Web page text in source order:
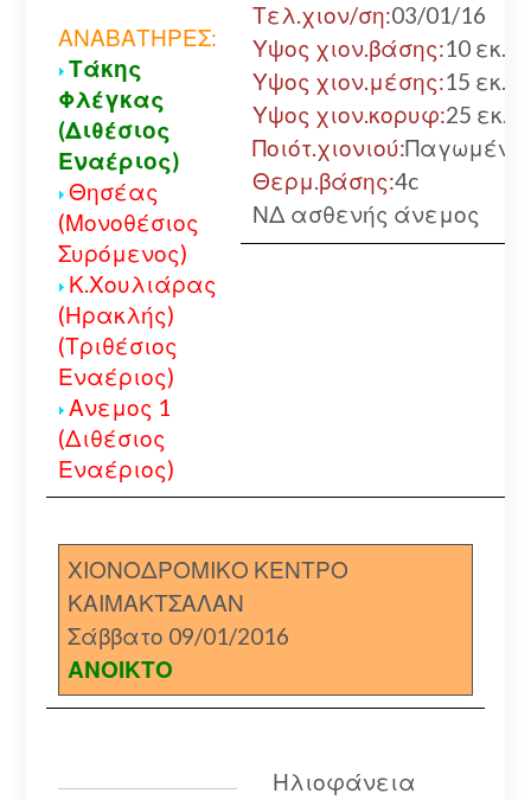
ΑΝΑΒΑΤΗΡΕΣ:
Τάκης
Φλέγκας
(Διθέσιος
Εναέριος)
Θησέας
(Μονοθέσιος
Συρόμενος)
Κ.Χουλιάρας
(Ηρακλής)
(Τριθέσιος
Εναέριος)
Ανεμος 1
(Διθέσιος
Εναέριος)
Τελ.χιον/ση:03/01/16
Υψος χιον.βάσης:10 εκ.
Υψος χιον.μέσης:15 εκ.
Υψος χιον.κορυφ:25 εκ.
Ποιότ.χιονιού:Παγωμένο
Θερμ.βάσης:4c
ΝΔ ασθενής άνεμος
ΧΙΟΝΟΔΡΟΜΙΚΟ ΚΕΝΤΡΟ
ΚΑΙΜΑΚΤΣΑΛΑΝ
Σάββατο 09/01/2016
ΑΝΟΙΚΤΟ
Ηλιοφάνεια